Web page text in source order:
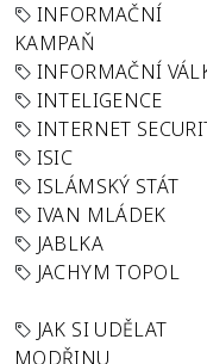
INFORMAČNÍ
KAMPAŇ
INFORMAČNÍ
INTELIGENCE
INTERNET
ISIC
ISLÁMSKÝ STÁT
IVAN MLÁDEK
JABLKA
JACHYM TOPOL
JAK SI UDĚLAT
MODŘINU